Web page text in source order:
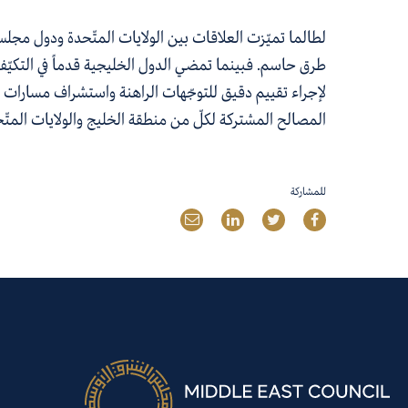
لطالما تميّزت العلاقات بين الولايات المتحدة ودول
طرقحاسم. فبينما تمضي الدول الخليجيةقدماً في التكي
لإجراء تقييم دقيق للتوجهات الراهنةواستشرافمسارات
المصالح المشتركة لكلمن منطقة الخليج والولايات المت
للمشاركة